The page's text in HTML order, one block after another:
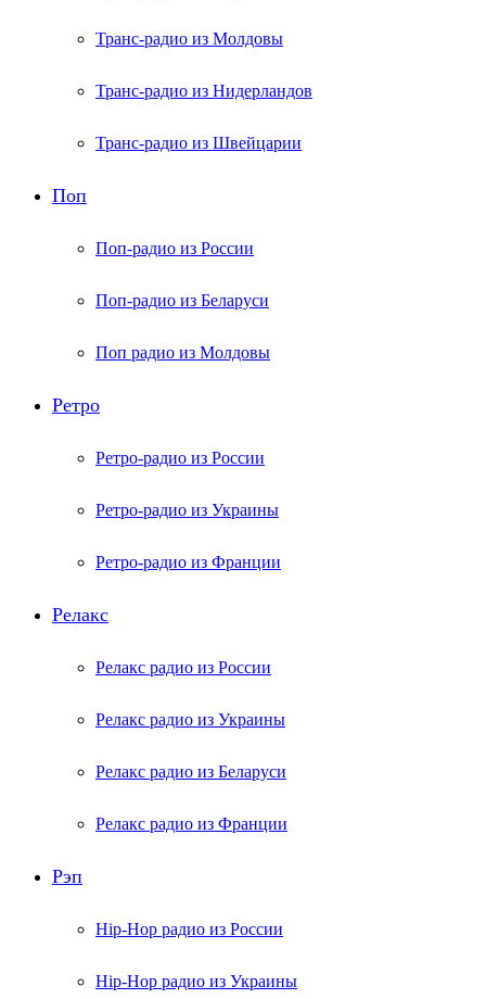
Транс-радио из Молдовы
Транс-радио из Нидерландов
Транс-радио из Швейцарии
Поп
Поп-радио из России
Поп-радио из Беларуси
Поп радио из Молдовы
Ретро
Ретро-радио из России
Ретро-радио из Украины
Ретро-радио из Франции
Релакс
Релакс радио из России
Релакс радио из Украины
Релакс радио из Беларуси
Релакс радио из Франции
Рэп
Hip-Hop радио из России
Hip-Hop радио из Украины